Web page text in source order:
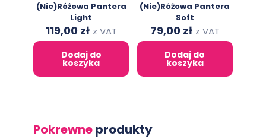
(Nie)Różowa Pantera
Light
Original
price
was:
219,00 zł.
119,00 złCurrent
price
is:
119,00 zł.
z VAT
Dodaj do
koszyka
(Nie)Różowa Pantera
Soft
Original
price
was:
146,00 zł.
79,00 złCurrent
price
is:
79,00 zł.
z VAT
Dodaj do
koszyka
Pokrewneprodukty